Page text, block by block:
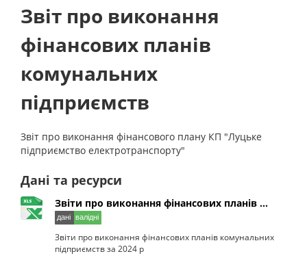
Звіт про виконання
фінансових планів
комунальних
підприємств
Звіт про виконання фінансового плану КП "Луцьке
підприємство електротранспорту"
Дані та ресурси
Звіти про виконання фінансових планів ...
Звіти про виконання фінансових планів комунальних
підприємств за 2024 р